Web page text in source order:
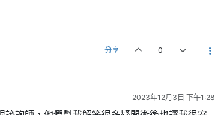
分享 0
2023年12月3日 下午1:28